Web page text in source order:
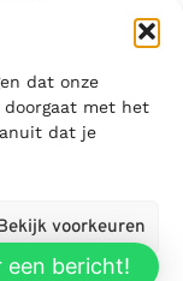
dat onze
doorgaat met het
dat je
voorkeuren
|Babolat|Falke
|
een bericht!